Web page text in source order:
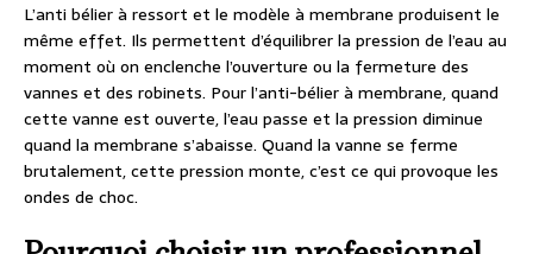
L’anti bélier à ressort et le modèle à membrane produisent le
même effet. Ils permettent d’équilibrer la pression de l’eau au
moment où on enclenche l’ouverture ou la fermeture des
vannes et des robinets. Pour l’anti-bélier à membrane, quand
cette vanne est ouverte, l’eau passe et la pression diminue
quand la membrane s’abaisse. Quand la vanne se ferme
brutalement, cette pression monte, c’est ce qui provoque les
ondes de choc.